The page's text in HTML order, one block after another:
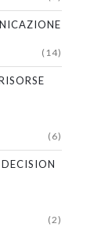
(14)
(6)
(2)